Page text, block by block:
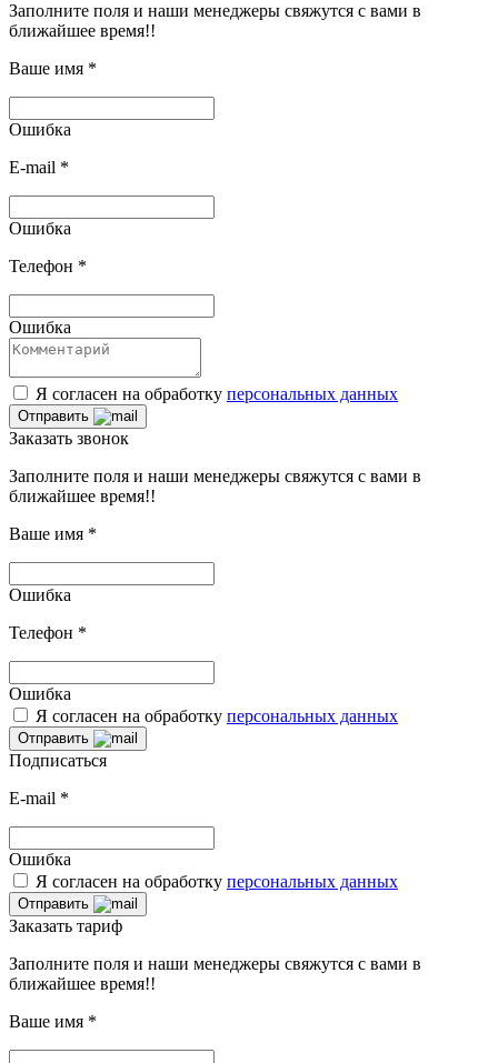
Заполните поля и наши менеджеры свяжутся с вами в
ближайшее время!!
Ваше имя *
Ошибка
E-mail *
Ошибка
Телефон *
Ошибка
Я согласен на обработку персональных данных
Отправить
Заказать звонок
Заполните поля и наши менеджеры свяжутся с вами в
ближайшее время!!
Ваше имя *
Ошибка
Телефон *
Ошибка
Я согласен на обработку персональных данных
Отправить
Подписаться
E-mail *
Ошибка
Я согласен на обработку персональных данных
Отправить
Заказать тариф
Заполните поля и наши менеджеры свяжутся с вами в
ближайшее время!!
Ваше имя *